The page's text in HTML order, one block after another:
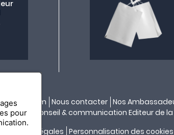
Nous contacter Nos
| Agence conseil & communication Editeur de
Mentions légales Personnalisation des cookies
pour